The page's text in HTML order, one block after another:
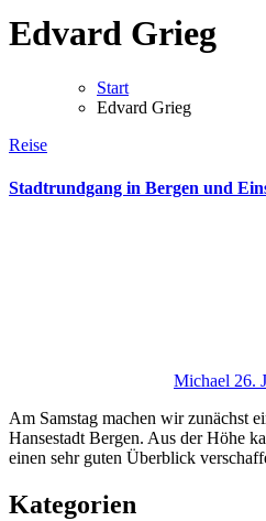
Edvard Grieg
Start
Edvard Grieg
Reise
Stadtrundgang in Bergen und
Michael 26.
Am Samstag machen wir zunächst einen Stadtrundgang in der alten
Hansestadt Bergen. Aus der Höhe
einen sehr guten Überblick
Kategorien